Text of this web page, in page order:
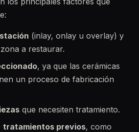
(inlay, onlay u overlay) y
a restaurar.
, ya que las cerámicas
un proceso de fabricación
que necesiten tratamiento.
tratamientos previos, como